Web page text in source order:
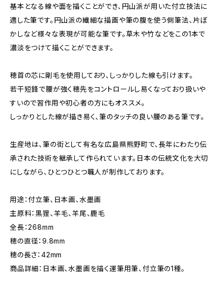
基本となる線や面を描くことができ、円山派が用いた付立技法に
適した筆です。円山派の繊細な描画や筆の腹を使う側筆法、片ぼ
かしなど様々な表現が可能な筆です。草木や竹などをこの1本で
濃淡をつけて描くことができます。
穂首の芯に剛毛を使用しており、しっかりした線も引けます。
若干短鋒で腰が強く穂先をコントロールし易くなっており扱いや
すいので習作用や初心者の方にもオススメ。
しっかりとした線が描き易く、筆のタッチの良い腰のある筆です。
生産地は、筆の街として有名な広島県熊野町で、長年にわたり伝
承された技術を継承して作られています。日本の伝統文化を大切
にしながら、ひとつひとつ職人が制作しております。
用途：付立筆、日本画、水墨画
主原料：黒狸、羊毛、羊尾、鹿毛
全長：268mm
穂の直径：9.8mm
穂の長さ：42mm
商品詳細：日本画、水墨画を描く運筆用筆、付立筆の1種。